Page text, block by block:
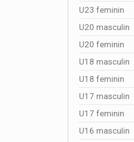
U23 feminin
U20 masculin
U20 feminin
U18 masculin
U18 feminin
U17 masculin
U17 feminin
U16 masculin